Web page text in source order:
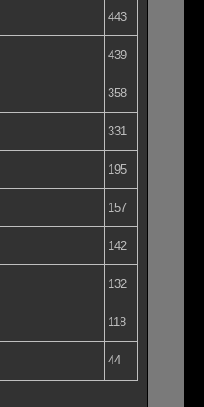
443
439
358
331
195
157
142
132
118
44